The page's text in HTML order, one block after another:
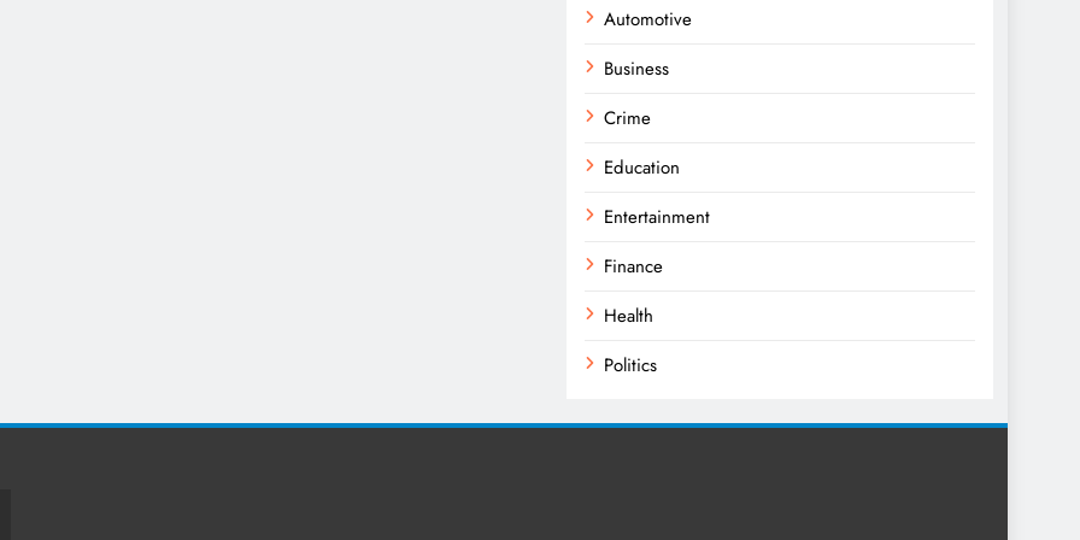
Automotive
Business
Crime
Education
Entertainment
Finance
Health
Politics